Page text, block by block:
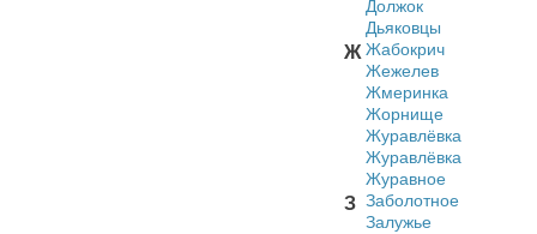
Должок
Дьяковцы
Ж Жабокрич
Жежелев
Жмеринка
Жорнище
Журавлёвка
Журавлёвка
Журавное
З Заболотное
Залужье